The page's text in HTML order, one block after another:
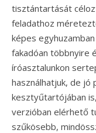
tisztántartását
feladathoz
képes
fakadóan többnyire
íróasztalunkon
használhatjuk, de jó
kesztyűtartójában
verzióban elérhető
szűkösebb,